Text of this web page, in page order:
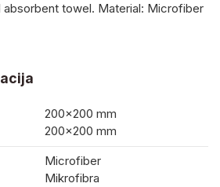
absorbent towel. Material: Microfiber
200×200 mm
200×200 mm
Microfiber
Mikrofibra